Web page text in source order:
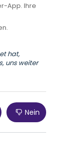
App. Ihre
hat,
uns weiter
Nein